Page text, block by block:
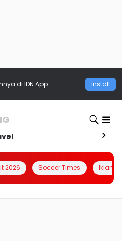
di IDN App Install
2026 Soccer Times Iklanin